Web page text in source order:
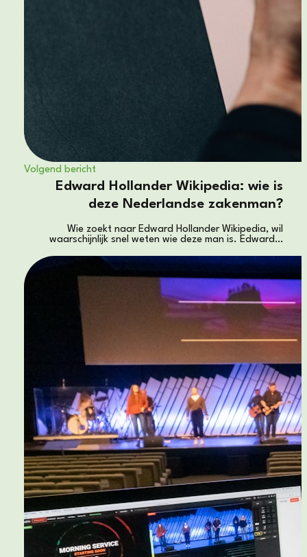
Volgend bericht
Edward Hollander Wikipedia: wie is
deze Nederlandse zakenman?
Wie zoekt naar Edward Hollander Wikipedia, wil
waarschijnlijk snel weten wie deze man is. Edward…